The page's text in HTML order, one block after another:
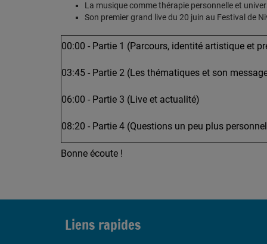
La musique comme thérapie personnelle et
Son premier grand live du 20 juin au Festival de
00:00 - Partie 1 (Parcours, identité artistique et
03:45 - Partie 2 (Les thématiques et son
06:00 - Partie 3 (Live et actualité)
08:20 - Partie 4 (Questions un peu plus
Bonne écoute !
Liens rapides